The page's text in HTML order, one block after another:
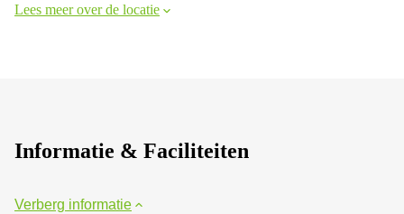
Lees meer over de locatie
Informatie & Faciliteiten
Verberg informatie